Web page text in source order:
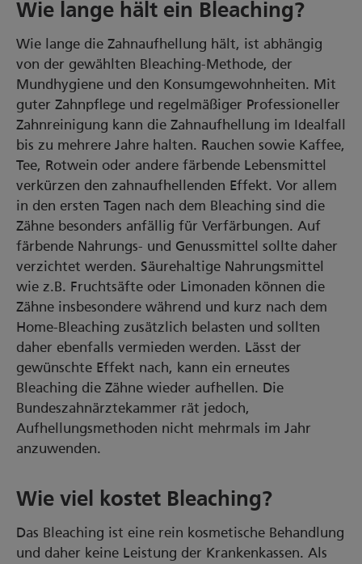
Wie lange hält ein Bleaching?
Wie lange die Zahnaufhellung hält, ist abhängig
von der gewählten Bleaching-Methode, der
Mundhygiene und den Konsumgewohnheiten. Mit
guter Zahnpflege und regelmäßiger Professioneller
Zahnreinigung kann die Zahnaufhellung im Idealfall
bis zu mehrere Jahre halten. Rauchen sowie Kaffee,
Tee, Rotwein oder andere färbende Lebensmittel
verkürzen den zahnaufhellenden Effekt. Vor allem
in den ersten Tagen nach dem Bleaching sind die
Zähne besonders anfällig für Verfärbungen. Auf
färbende Nahrungs- und Genussmittel sollte daher
verzichtet werden. Säurehaltige Nahrungsmittel
wie z.B. Fruchtsäfte oder Limonaden können die
Zähne insbesondere während und kurz nach dem
Home-Bleaching zusätzlich belasten und sollten
daher ebenfalls vermieden werden. Lässt der
gewünschte Effekt nach, kann ein erneutes
Bleaching die Zähne wieder aufhellen. Die
Bundeszahnärztekammer rät jedoch,
Aufhellungsmethoden nicht mehrmals im Jahr
anzuwenden.
Wie viel kostet Bleaching?
Das Bleaching ist eine rein kosmetische Behandlung
und daher keine Leistung der Krankenkassen. Als